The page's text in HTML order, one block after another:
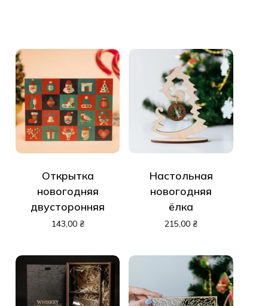
Открытка
новогодняя
двусторонняя
143,00 ₴
Настольная
новогодняя
ёлка
215,00 ₴